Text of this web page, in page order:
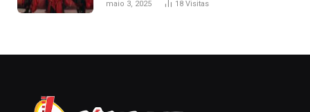
maio 3, 2025 18 Visitas